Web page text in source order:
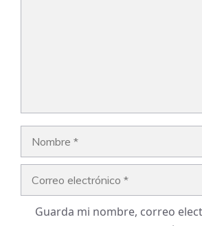
Guarda mi nombre, correo